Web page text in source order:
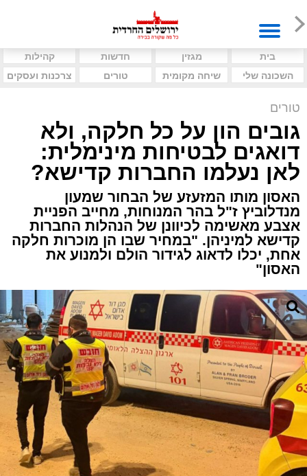
בית מגזין חדשות
קהילות
השכונה שלי
שיחה מקומית טורים צרכנות ועסקים
טורים
גובים הון על כל חלקה, ולא
דואגים לבטיחות מינימלית:
לאן נעלמו החברות קדישא?
האסון מותו המזעזע של הבחור שמעון
מנדלוביץ ז"ל בהר המנוחות, מחייב הפניית
אצבע מאשימה לכיוונן של הנהלות החברות
קדישא למיניהן. "במחיר שבו הן מוכרות חלקה
אחת, יכלו לדאוג לגידור הולם ולמנוע את
האסון"